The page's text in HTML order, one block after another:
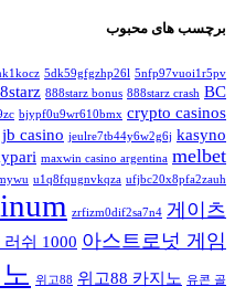
برچسب های محبوب
5dk59gfgzhp26l 5nfp97vuoi1r5pv
888starz bonus 888starz crash BC
bjypf0u9wr610bmx crypto casinos
jb casino jeulre7tb44y6w2g6j kasyno
maxwin casino argentina melbet
u1q8fqugnvkqza ufjbc20x8pfa2zauh
zrfizm0dif2sa7n4 게이츠
러쉬 1000 아스트로넛 게임
위고88 위고88 카지노 유콘 골